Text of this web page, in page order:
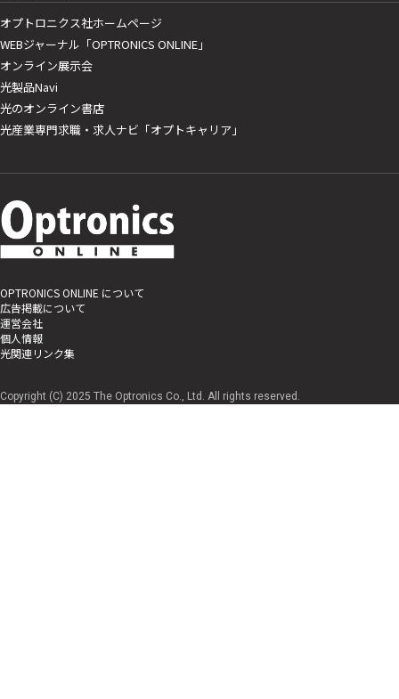
オプトロニクス社ホームページ
WEBジャーナル「OPTRONICS ONLINE」
オンライン展示会
光製品Navi
光のオンライン書店
光産業専門求職・求人ナビ「オプトキャリア」
OPTRONICS ONLINE について
広告掲載について
運営会社
個人情報
光関連リンク集
Copyright (C) 2025 The Optronics Co., Ltd. All rights reserved.